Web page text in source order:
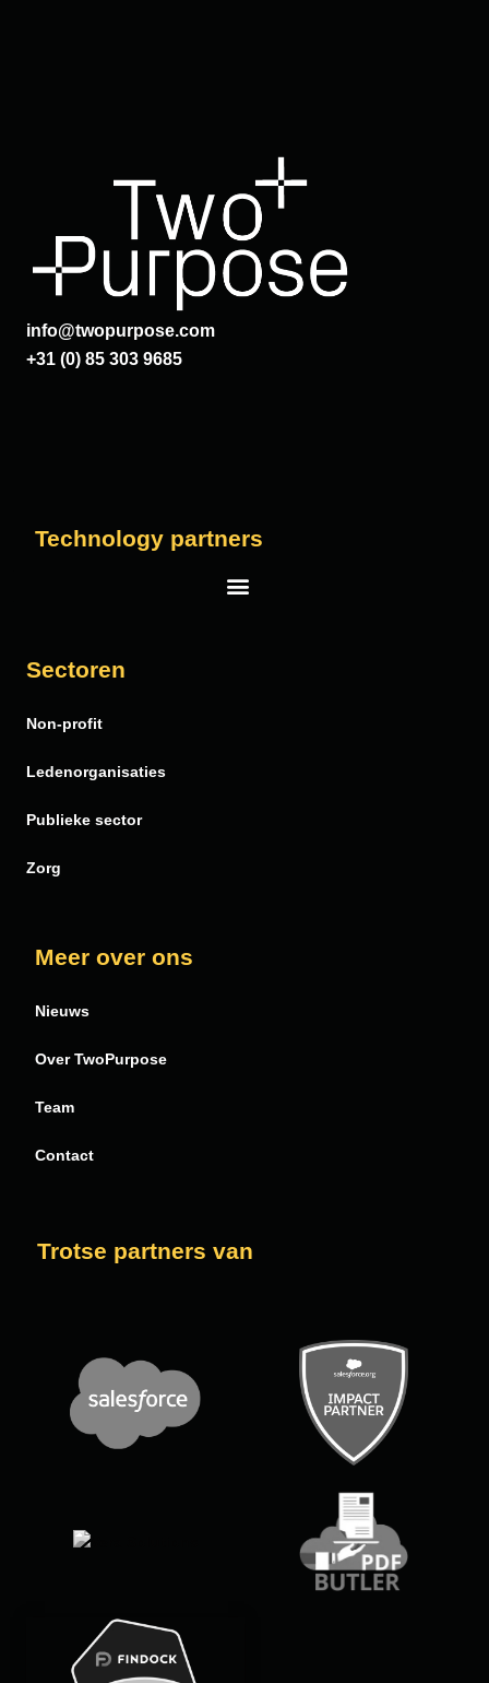
info@twopurpose.com
+31 (0) 85 303 9685
Technology partners
Sectoren
Non-profit
Ledenorganisaties
Publieke sector
Zorg
Meer over ons
Nieuws
Over TwoPurpose
Team
Contact
Trotse partners van